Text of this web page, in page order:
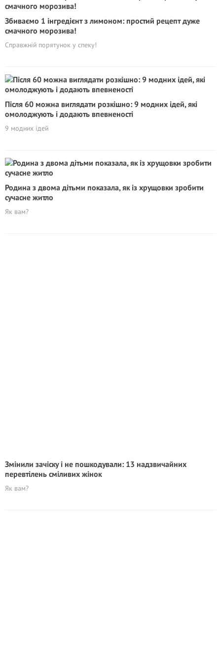
Збиваємо 1 інгредієнт з лимоном: простий рецепт дуже
смачного морозива!
Справжній порятунок у спеку!
Після 60 можна виглядати розкішно: 9 модних ідей, які
омолоджують і додають впевненості
9 модних ідей
Родина з двома дітьми показала, як із хрущовки зробити
сучасне житло
Як вам?
Змінили зачіску і не пошкодували: 13 надзвичайних
перевтілень сміливих жінок
Як вам?